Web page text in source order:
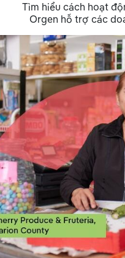
Tìm hiểu cách hoạt
Orgen hỗ trợ các